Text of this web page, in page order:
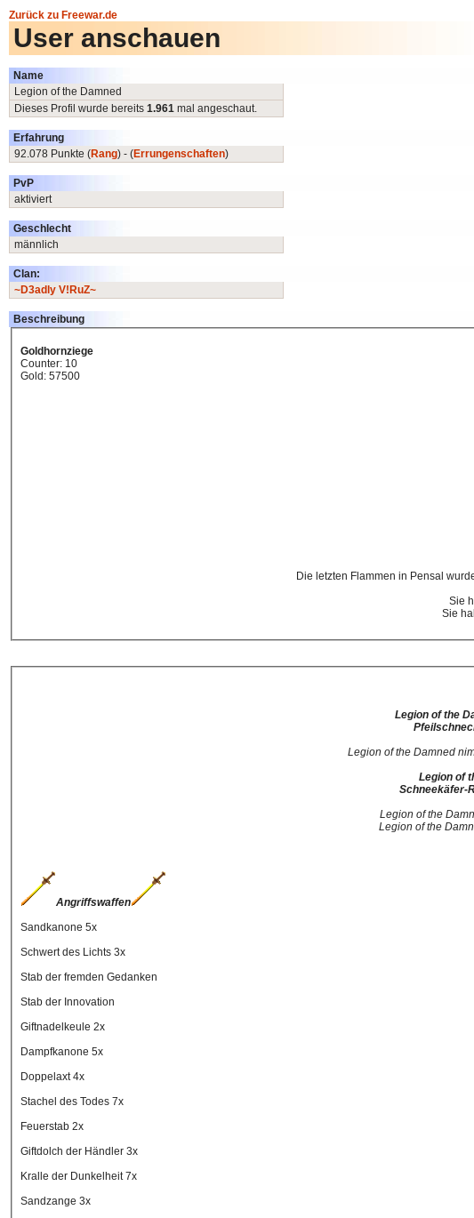
Zurück zu Freewar.de
User anschauen
Name
Legion of the Damned
Dieses Profil wurde bereits 1.961 mal angeschaut.
Erfahrung
92.078 Punkte (Rang) - (Errungenschaften)
PvP
aktiviert
Geschlecht
männlich
Clan:
~D3adly V!RuZ~
Beschreibung
Goldhornziege
Counter: 10
Gold: 57500
Die letzten Flammen in Pensal
Sie
Sie
Legion of the
Legion of the Damned
Legion of
Schneekäfer-
Legion of the
Legion of the
Angriffswaffen
Sandkanone 5x
Schwert des Lichts 3x
Stab der fremden Gedanken
Stab der Innovation
Giftnadelkeule 2x
Dampfkanone 5x
Doppelaxt 4x
Stachel des Todes 7x
Feuerstab 2x
Giftdolch der Händler 3x
Kralle der Dunkelheit 7x
Sandzange 3x